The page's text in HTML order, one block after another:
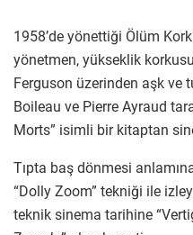
1958’de yönettiği Ölüm
yönetmen, yükseklik
Ferguson üzerinden aşk ve
Boileau ve Pierre Ayraud
Morts” isimli bir kitaptan
Tıpta baş dönmesi
“Dolly Zoom” tekniği ile
teknik sinema tarihine